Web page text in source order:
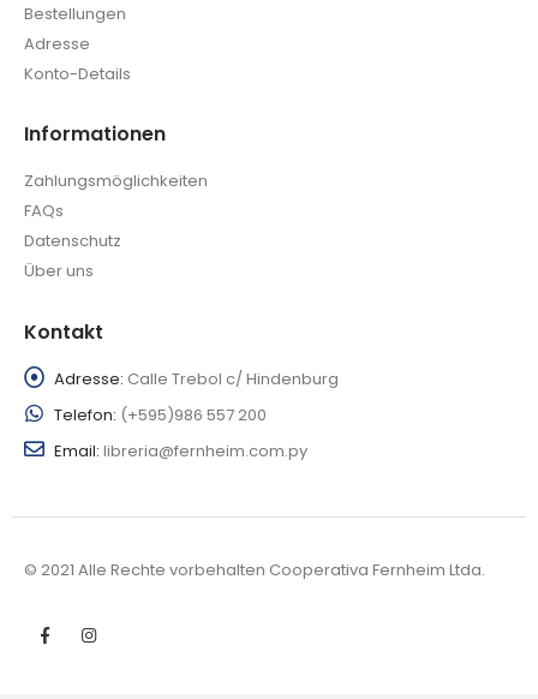
Bestellungen
Adresse
Konto-Details
Informationen
Zahlungsmöglichkeiten
FAQs
Datenschutz
Über uns
Kontakt
Adresse: Calle Trebol c/ Hindenburg
Telefon: (+595)986 557 200
Email: libreria@fernheim.com.py
© 2021 Alle Rechte vorbehalten Cooperativa Fernheim Ltda.